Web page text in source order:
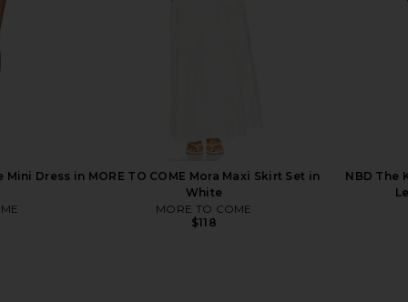
Mini Dress in MORE TO COME Mora Maxi Skirt Set in
White
MORE TO COME
$118
NBD The